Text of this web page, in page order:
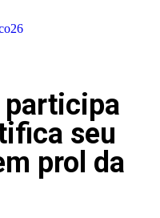
participa
seu
prol da